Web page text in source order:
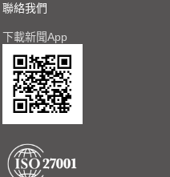
聯絡我們
下載新聞App